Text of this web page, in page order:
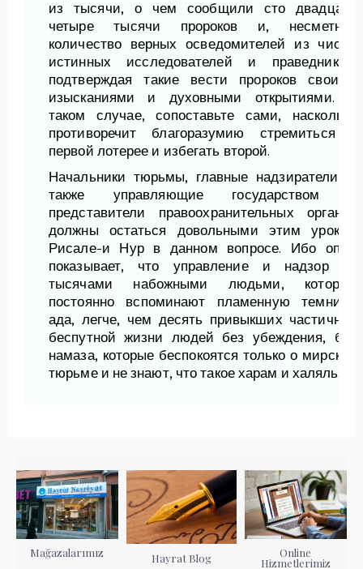
из тысячи, о чем сообщили сто двадцать
четыре тысячи пророков и, несметное
количество верных осведомителей из числа
истинных исследователей и праведников,
подтверждая такие вести пророков своими
изысканиями и духовными открытиями. В
таком случае, сопоставьте сами, насколько
противоречит благоразумию стремиться к
первой лотерее и избегать второй.
Начальники тюрьмы, главные надзиратели, а
также управляющие государством и
представители правоохранительных органов
должны остаться довольными этим уроком
Рисале-и Нур в данном вопросе. Ибо опыт
показывает, что управление и надзор за
тысячами набожными людьми, которые
постоянно вспоминают пламенную темницу
ада, легче, чем десять привыкших частичной
беспутной жизни людей без убеждения, без
намаза, которые беспокоятся только о мирской
тюрьме и не знают, что такое харам и халяль.
Mağazalarımız Hayrat Blog Online
Hizmetlerimiz